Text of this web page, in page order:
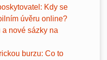
Kdy se
úvěru online?
a nové sázky na
burzu: Co to